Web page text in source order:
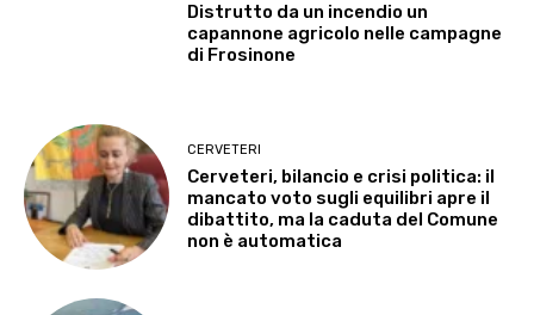
Distrutto da un incendio un
capannone agricolo nelle campagne
di Frosinone
CERVETERI
Cerveteri, bilancio e crisi politica: il
mancato voto sugli equilibri apre il
dibattito, ma la caduta del Comune
non è automatica